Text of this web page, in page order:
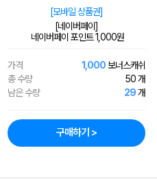
[모바일 상품권]
[네이버페이]
네이버페이 포인트 1,000원
가격 1,000 보너스캐쉬
총 수량
50 개
남은 수량
29개
구매하기 >